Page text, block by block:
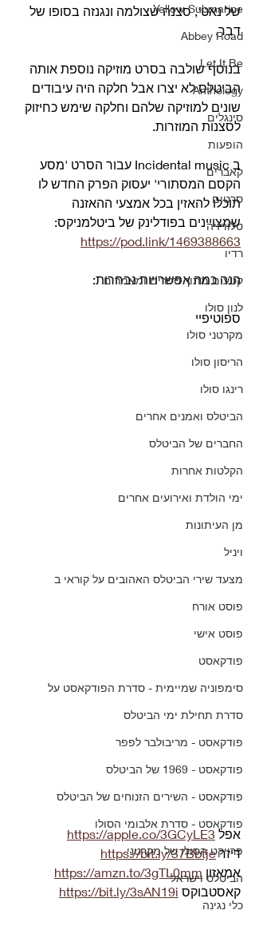
Yellow Submarine
Abbey Road
Let It Be
Anthology
סינגלים
הופעות
קאברים
סרטים
טלוויזיה
רדיו
קטעים מתוך ספרים ומאמרים
לנון סולו
מקרטני סולו
הריסון סולו
רינגו סולו
הביטלס ואמנים אחרים
החברים של הביטלס
הקלטות אחרות
ימי הולדת ואירועים אחרים
מן העיתונות
ויניל
מצעד שירי הביטלס האהובים על קוראי ב
פוסט אורח
פוסט אישי
פודקאסט
סימפוניה שמיימית - סדרת הפודקאסט על
סדרת תחילת ימי הביטלס
פודקאסט - מריבולבר לפפר
פודקאסט - 1969 של הביטלס
פודקאסט - השירים הזנוחים של הביטלס
פודקאסט - סדרת אלבומי הסולו
פרויקט הסולו של מקרטני
הביטלס וישראל
כלי נגינה
של נאט', סצנה שצולמה ונגנזה בסופו של
דבר.
בנוסף שולבה בסרט מוזיקה נוספת אותה
הביטלס לא יצרו אבל חלקה היה עיבודים
שונים למוזיקה שלהם וחלקה שימש כחיזוק
לסצנות המוזרות.
ב Incidental music עבור הסרט 'מסע
הקסם המסתורי' יעסוק הפרק החדש לו
תוכלו להאזין בכל אמצעי ההאזנה
שמצויינים בפודלינק של ביטלמניקס:
https://pod.link/1469388663
הנה כמה אפשרויות נבחרות:
ספוטיפיי
אפל https://apple.co/3GCyLE3
דיזר https://bit.ly/37Bbtje
אמאזון https://amzn.to/3gTL0mm
קאסטבוקס https://bit.ly/3sAN19i